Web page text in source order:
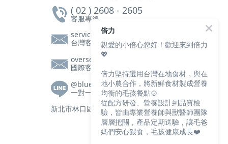
( 02 ) 2608 - 2605
客服專線
service@bluebaypetfood.com
台灣客服信箱
overseas@bluebaypetfood.com
國際客服信箱
@bluebay
一對一客服|營養師諮詢
新北市林口區文化三路一段105號2樓
倍力
親愛的小倍心您好！歡迎來到倍力
💖
倍力堅持選用台灣在地食材，與在
地小農合作，將新鮮食材製成營養
均衡的毛孩餐點🍲
從配方研發、營養設計到品質檢
驗，皆由專業營養師與獸醫師團隊
層層把關，產品定期送驗，讓毛爸
媽們安心餵食，毛孩健康成長❤️